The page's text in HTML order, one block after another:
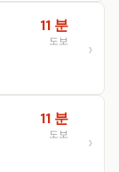
11 분
도보
11 분
도보